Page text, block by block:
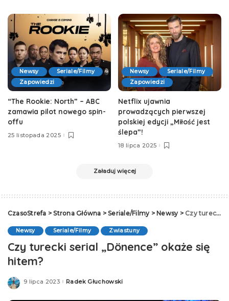
Newsy
Seriale/Filmy
Zapowiedzi
“The Rookie: North” – ABC
zamawia pilot nowego spin-
offu
25 listopada 2025
Newsy
Seriale/Filmy
Zapowiedzi
Netflix ujawnia
prowadzących pierwszej
polskiej edycji „Miłość jest
ślepa”!
18 lipca 2025
Załaduj więcej
CzasoStrefa >Strona Główna >Seriale/Filmy> Newsy> Czy turecki serial „Dönence” okaże się hitem?
Newsy Seriale/Filmy Zwiastuny
Czy turecki serial „Dönence” okaże się
hitem?
9 lipca 2023Posted
Radek Głuchowski